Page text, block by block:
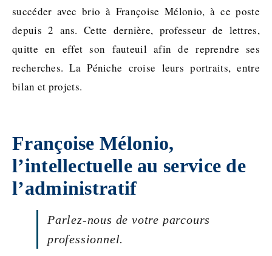
succéder avec brio à Françoise Mélonio, à ce poste
depuis 2 ans. Cette dernière, professeur de lettres,
quitte en effet son fauteuil afin de reprendre ses
recherches. La Péniche croise leurs portraits, entre
bilan et projets.
Françoise Mélonio,
l’intellectuelle au service de
l’administratif
Parlez-nous de votre parcours
professionnel.